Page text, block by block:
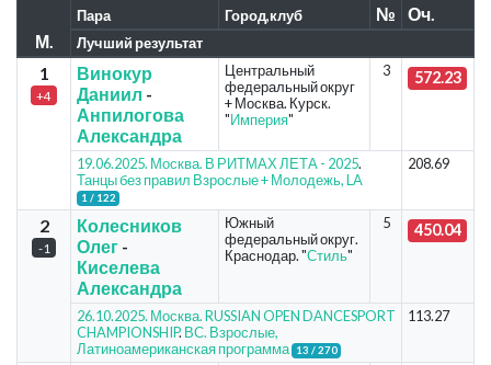
М.
Пара Город,клуб № Оч.
Лучший результат
1
+4
Винокур
Даниил -
Анпилогова
Александра
Центральный
федеральный округ
+ Москва. Курск.
"Империя"
3 572.23
19.06.2025. Москва. В РИТМАХ ЛЕТА - 2025.
Танцы без правил Взрослые + Молодежь, LA
1 / 122
208.69
2
-1
Колесников
Олег-
Киселева
Александра
Южный
федеральный округ.
Краснодар. "Стиль"
5 450.04
26.10.2025. Москва. RUSSIAN OPEN DANCESPORT
CHAMPIONSHIP. ВС. Взрослые,
Латиноамериканская программа
13 / 270
113.27